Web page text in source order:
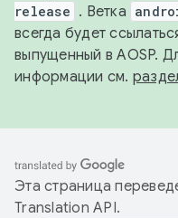
release . Ветка
всегда будет
выпущенный в AOSP.
информации см.
Эта страница
Translation API.